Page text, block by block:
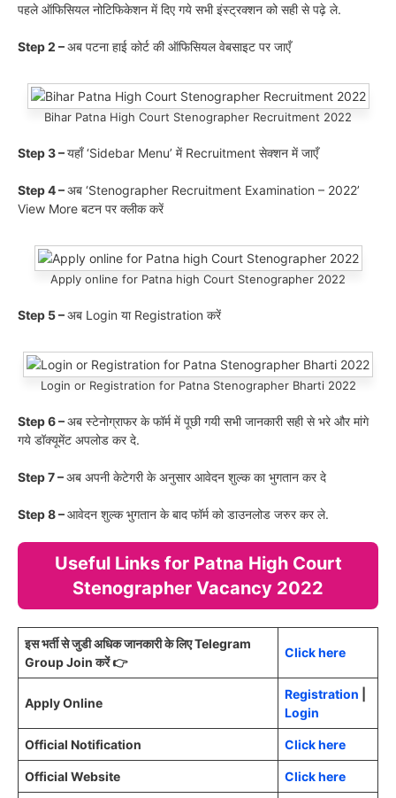
पहले ऑफिसियल नोटिफिकेशन में दिए गये सभी इंस्ट्रक्शन को सही से पढ़े ले.
Step 2 –अब पटना हाई कोर्ट की ऑफिसियल वेबसाइट पर जाएँ
Bihar Patna High Court Stenographer Recruitment 2022
Step 3 –यहाँ ‘Sidebar Menu’ में Recruitment सेक्शन में जाएँ
Step 4 –अब ‘Stenographer Recruitment Examination – 2022’
View More बटन पर क्लीक करें
Apply online for Patna high Court Stenographer 2022
Step 5 –अब Login या Registration करें
Login or Registration for Patna Stenographer Bharti 2022
Step 6 –अब स्टेनोग्राफर के फॉर्म में पूछी गयी सभी जानकारी सही से भरे और मांगे
गये डॉक्यूमेंट अपलोड कर दे.
Step 7 –अब अपनी केटेगरी के अनुसार आवेदन शुल्क का भुगतान कर दे
Step 8 –आवेदन शुल्क भुगतान के बाद फॉर्म को डाउनलोड जरुर कर ले.
Useful Links for Patna High Court
Stenographer Vacancy 2022
इस भर्ती से जुडी अधिक जानकारी के लिए Telegram
Group Join करें 👉
Click here
Apply Online
Registration
Login
Official Notification Click here
Official Website Click here